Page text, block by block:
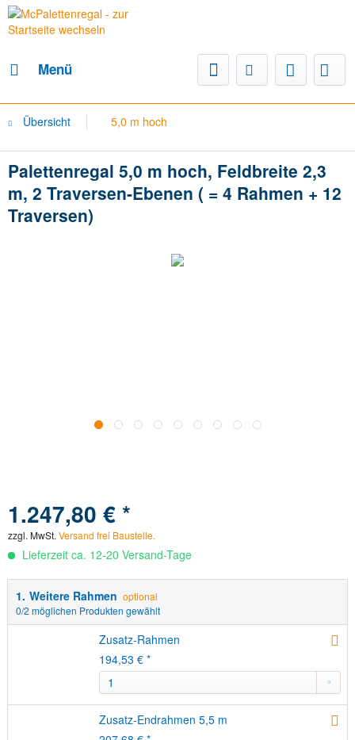
Menü
Übersicht 5,0 m hoch
Palettenregal 5,0 m hoch, Feldbreite 2,3
m, 2 Traversen-Ebenen ( = 4 Rahmen + 12
Traversen)
1.247,80 € *
zzgl. MwSt. Versand frei Baustelle.
Lieferzeit ca. 12-20 Versand-Tage
1. Weitere Rahmen optional
0/2 möglichen Produkten gewählt
Zusatz-Rahmen
194,53 € *
Zusatz-Endrahmen 5,5 m